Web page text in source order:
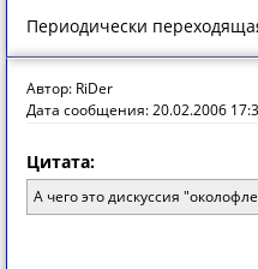
Периодически
Автор: RiDer
Дата сообщения: 20.02.2006
Цитата:
А чего это дискуссия